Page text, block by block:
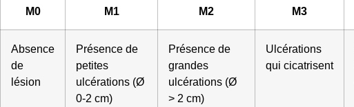
M0 M1 M2 M3
Absence
de
lésion
Présence de
petites
ulcérations (Ø
0-2 cm)
Présence de
grandes
ulcérations (Ø
> 2 cm)
Ulcérations
qui cicatrisent